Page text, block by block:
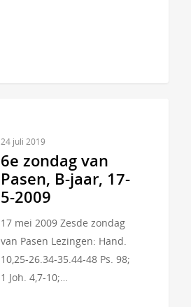
24 juli 2019
6e zondag van
Pasen, B-jaar, 17-
5-2009
17 mei 2009 Zesde zondag
van Pasen Lezingen: Hand.
10,25-26.34-35.44-48 Ps. 98;
1 Joh. 4,7-10;…